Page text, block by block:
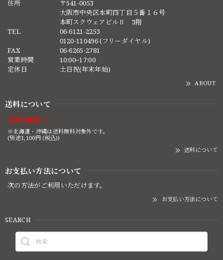
住所
〒541-0053
大阪市中央区本町四丁目５番１６号
本町スクウェアビルⅡ 3階
TEL
06-6121-2253
0120-110496 (フリーダイヤル)
FAX
06-6265-2781
営業時間
10:00~17:00
定休日
土日祝(年末年始)
ABOUT
送料について
送料無料！
※北海道・沖縄は送料無料対象外です。
(別途1,100円 (税込))
送料について
お支払い方法について
次の方法がご利用いただけます。
お支払い方法について
SEARCH